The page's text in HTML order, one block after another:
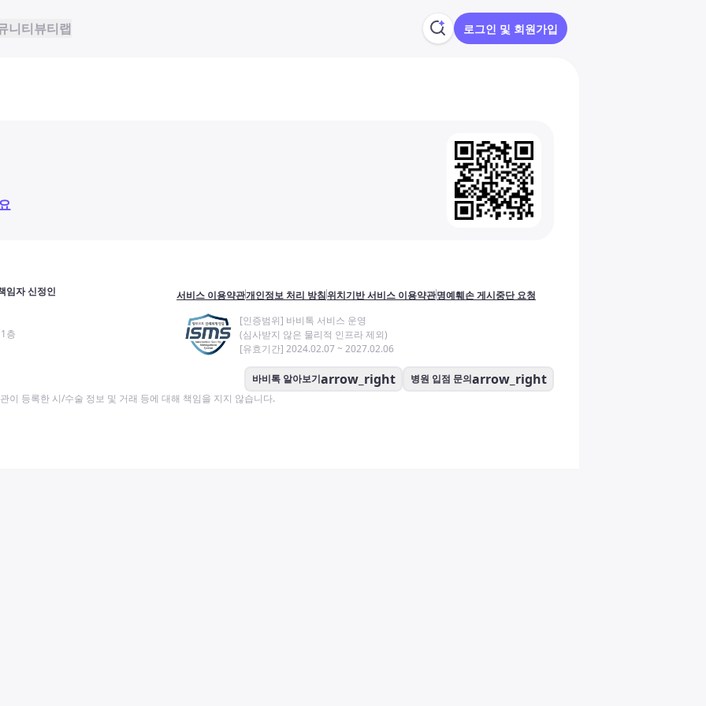
니티뷰티랩 로그인 및 회원가입
임자 신정인
층
서비스 이용약관개인정보 처리 방침위치기반 서비스 이용약관명예훼손 게시중단 요청
[인증범위] 바비톡 서비스 운영
(심사받지 않은 물리적 인프라 제외)
[유효기간] 2024.02.07 ~ 2027.02.06
바비톡 알아보기arrow_right 병원 입점 문의arrow_right
이 등록한 시/수술 정보 및 거래 등에 대해 책임을 지지 않습니다.